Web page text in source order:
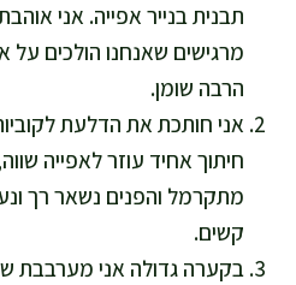
תבנית בנייר אפייה. אני
מרגישים שאנחנו הולכים על
הרבה שומן.
חיתוך אחיד עוזר לאפייה
מתקרמל והפנים נשאר רך
קשים.
בקערה גדולה אני מערבבת